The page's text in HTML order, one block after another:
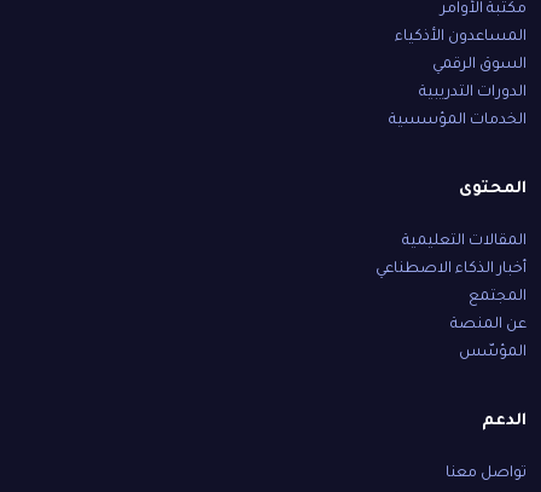
مكتبة الأوامر
المساعدون الأذكياء
السوق الرقمي
الدورات التدريبية
الخدمات المؤسسية
المحتوى
المقالات التعليمية
أخبار الذكاء الاصطناعي
المجتمع
عن المنصة
المؤسّس
الدعم
تواصل معنا